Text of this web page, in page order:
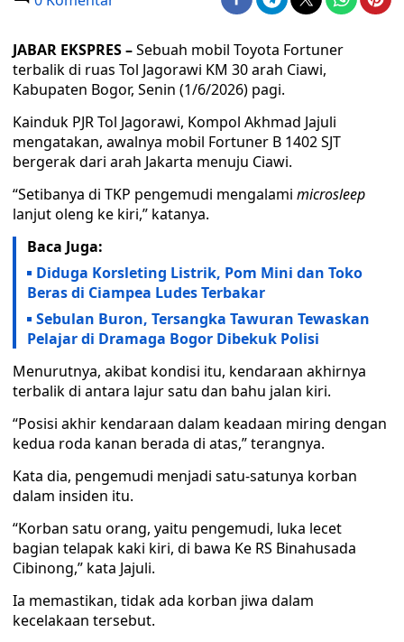
JABAR EKSPRES –Sebuah mobil Toyota Fortuner
terbalik di ruas Tol Jagorawi KM 30 arah Ciawi,
Kabupaten Bogor, Senin (1/6/2026) pagi.
Kainduk PJR Tol Jagorawi, Kompol Akhmad Jajuli
mengatakan, awalnya mobil Fortuner B 1402 SJT
bergerak dari arah Jakarta menuju Ciawi.
“Setibanya di TKP pengemudi mengalami microsleep
lanjut oleng ke kiri,” katanya.
Baca Juga:
Diduga Korsleting Listrik, Pom Mini dan Toko
Beras di Ciampea Ludes Terbakar
Sebulan Buron, Tersangka Tawuran Tewaskan
Pelajar di Dramaga Bogor Dibekuk Polisi
Menurutnya, akibat kondisi itu, kendaraan akhirnya
terbalik di antara lajur satu dan bahu jalan kiri.
“Posisi akhir kendaraan dalam keadaan miring dengan
kedua roda kanan berada di atas,” terangnya.
Kata dia, pengemudi menjadi satu-satunya korban
dalam insiden itu.
“Korban satu orang, yaitu pengemudi, luka lecet
bagian telapak kaki kiri, di bawa Ke RS Binahusada
Cibinong,” kata Jajuli.
Ia memastikan, tidak ada korban jiwa dalam
kecelakaan tersebut.